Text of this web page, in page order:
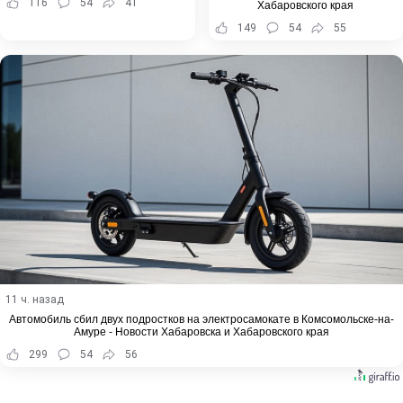
116 54 41
Хабаровского края
149
54 55
11 ч. назад
Автомобиль сбил двух подростков на электросамокате в Комсомольске-на-
Амуре - Новости Хабаровска и Хабаровского края
299
54 56